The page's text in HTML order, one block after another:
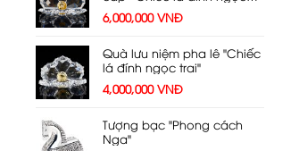
trai”
6,000,000VNĐ
Quà lưu niệm pha lê "Chiếc
lá đính ngọc trai"
4,000,000VNĐ
Tượng bạc "Phong cách
Nga"